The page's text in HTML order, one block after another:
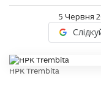
5 Червня
НРК Trembita